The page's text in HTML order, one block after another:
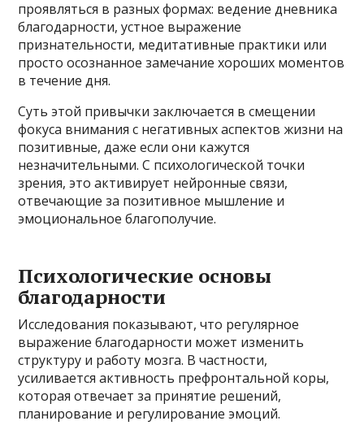
проявляться в разных формах: ведение дневника
благодарности, устное выражение
признательности, медитативные практики или
просто осознанное замечание хороших моментов
в течение дня.
Суть этой привычки заключается в смещении
фокуса внимания с негативных аспектов жизни на
позитивные, даже если они кажутся
незначительными. С психологической точки
зрения, это активирует нейронные связи,
отвечающие за позитивное мышление и
эмоциональное благополучие.
Психологические основы
благодарности
Исследования показывают, что регулярное
выражение благодарности может изменить
структуру и работу мозга. В частности,
усиливается активность префронтальной коры,
которая отвечает за принятие решений,
планирование и регулирование эмоций.